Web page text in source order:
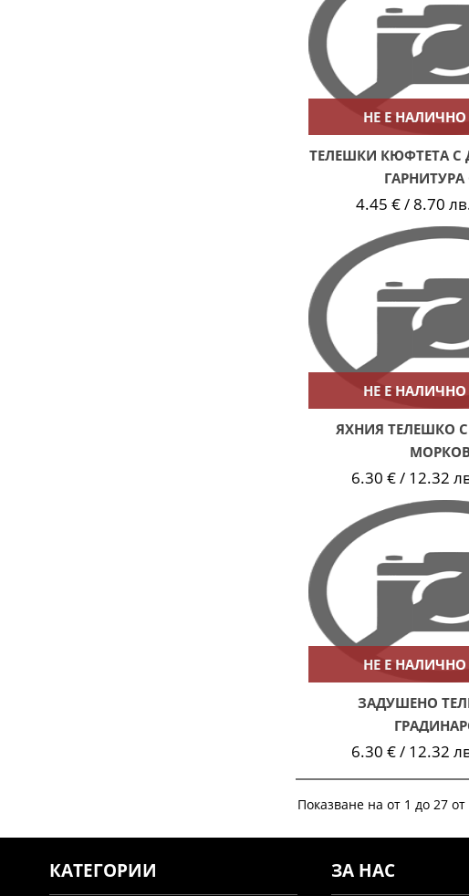
НЕ Е НАЛИЧНО
ТЕЛЕШКИ КЮФТЕТА С
4.45 € / 8.70
НЕ Е НАЛИЧНО
ЯХНИЯ ТЕЛЕШКО
6.30 € / 12.32
НЕ Е НАЛИЧНО
ЗАДУШЕНО
6.30 € / 12.32
Показване на от 1 до 27 от
КАТЕГОРИИ ЗА НАС